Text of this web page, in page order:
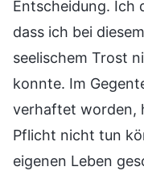
Entscheidung. Ich
dass ich bei
seelischem Trost
konnte. Im
verhaftet worden,
Pflicht nicht tun
eigenen Leben